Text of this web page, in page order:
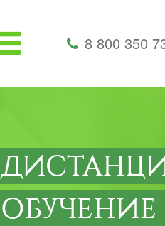
8 800 350